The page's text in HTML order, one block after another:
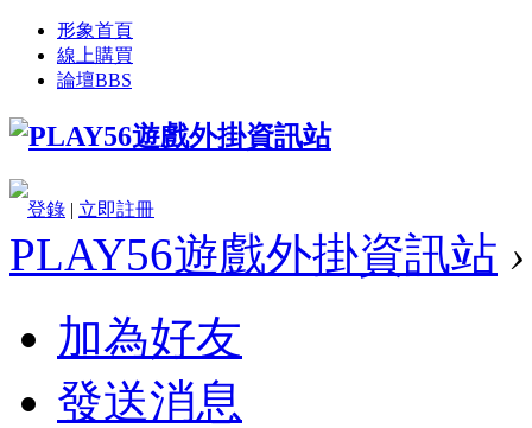
形象首頁
線上購買
論壇BBS
登錄 | 立即註冊
PLAY56遊戲外掛資訊站 ›
加為好友
發送消息